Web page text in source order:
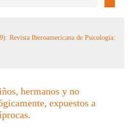
Revista Iberoamericana de Psicología:
hermanos y no
expuestos a